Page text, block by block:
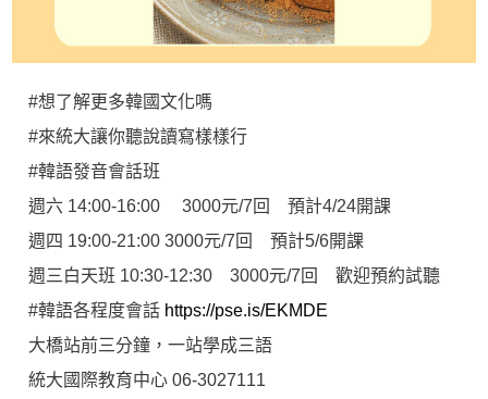
#想了解更多韓國文化嗎
#來統大讓你聽說讀寫樣樣行
#韓語發音會話班
週六 14:00-16:00 3000元/7回 預計4/24開課
週四 19:00-21:00 3000元/7回 預計5/6開課
週三白天班 10:30-12:30 3000元/7回 歡迎預約試聽
#韓語各程度會話 https://pse.is/EKMDE
大橋站前三分鐘，一站學成三語
統大國際教育中心 06-3027111